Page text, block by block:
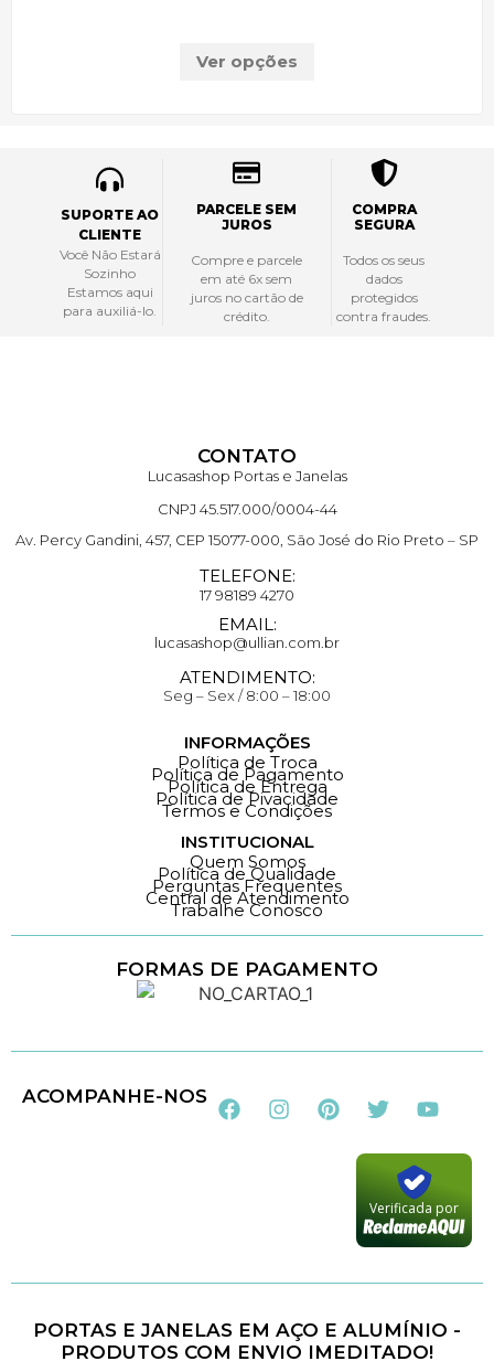
Ver opções
SUPORTE AO
CLIENTE
Você Não Estará
Sozinho
Estamos aqui
para auxiliá-lo.
PARCELE SEM
JUROS
Compre e parcele
em até 6x sem
juros no cartão de
crédito.
COMPRA
SEGURA
Todos os seus
dados
protegidos
contra fraudes.
CONTATO
Lucasashop Portas e Janelas
CNPJ 45.517.000/0004-44
Av. Percy Gandini, 457, CEP 15077-000, São José do Rio Preto – SP
TELEFONE:
17 98189 4270
EMAIL:
lucasashop@ullian.com.br
ATENDIMENTO:
Seg – Sex / 8:00 – 18:00
INFORMAÇÕES
Política de Troca
Política de Pagamento
Política de Entrega
Política de Pivacidade
Termos e Condições
INSTITUCIONAL
Quem Somos
Política de Qualidade
Perguntas Frequentes
Central de Atendimento
Trabalhe Conosco
FORMAS DE PAGAMENTO
ACOMPANHE-NOS
Verificada por
PORTAS E JANELAS EM AÇO E ALUMÍNIO -
PRODUTOS COM ENVIO IMEDITADO!